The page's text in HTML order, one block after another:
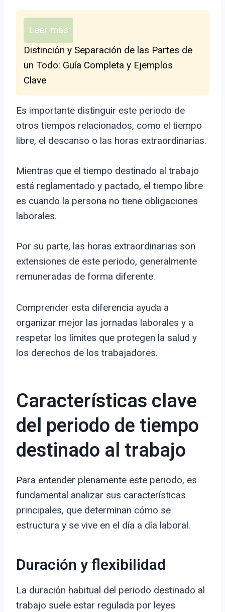
Leer más
Distinción y Separación de las Partes de
un Todo: Guía Completa y Ejemplos
Clave
Es importante distinguir este periodo de
otros tiempos relacionados, como el tiempo
libre, el descanso o las horas extraordinarias.
Mientras que el tiempo destinado al trabajo
está reglamentado y pactado, el tiempo libre
es cuando la persona no tiene obligaciones
laborales.
Por su parte, las horas extraordinarias son
extensiones de este periodo, generalmente
remuneradas de forma diferente.
Comprender esta diferencia ayuda a
organizar mejor las jornadas laborales y a
respetar los límites que protegen la salud y
los derechos de los trabajadores.
Características clave
del periodo de tiempo
destinado al trabajo
Para entender plenamente este periodo, es
fundamental analizar sus características
principales, que determinan cómo se
estructura y se vive en el día a día laboral.
Duración y flexibilidad
La duración habitual del periodo destinado al
trabajo suele estar regulada por leyes